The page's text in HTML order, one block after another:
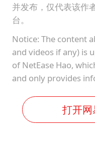
并发布，仅代表该作
台。
Notice: The content
and videos if any) is
of NetEase Hao,
and only provides
打开